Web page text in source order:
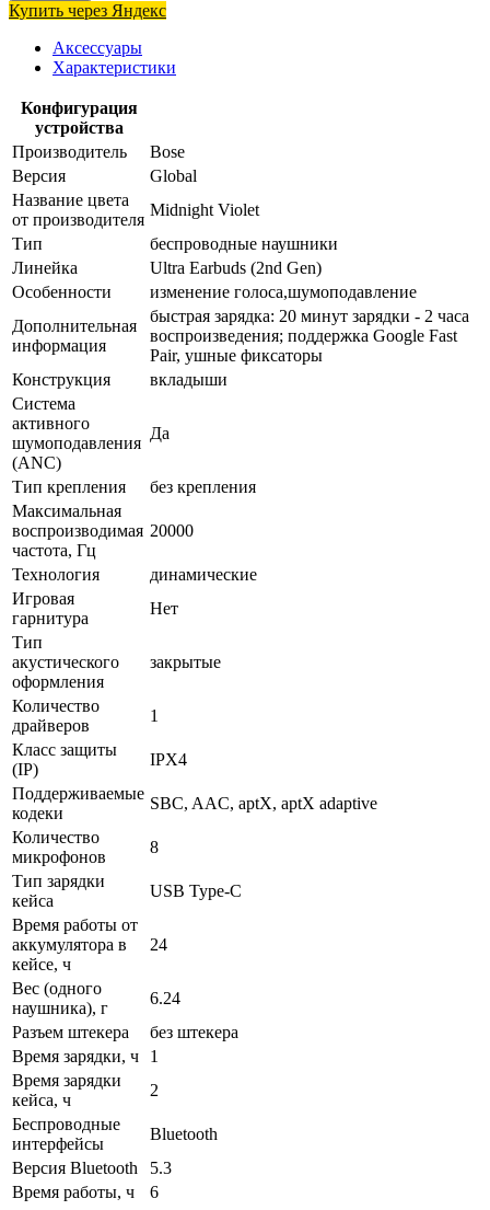
Купить через Яндекс
Аксессуары
Характеристики
Конфигурация
устройства
Производитель
Bose
Версия
Global
Название цвета
от производителя
Midnight Violet
Тип
беспроводные наушники
Линейка
Ultra Earbuds (2nd Gen)
Особенности
изменение голоса,шумоподавление
Дополнительная
информация
быстрая зарядка: 20 минут зарядки - 2 часа
воспроизведения; поддержка Google Fast
Pair, ушные фиксаторы
Конструкция
вкладыши
Система
активного
шумоподавления
(ANC)
Да
Тип крепления
без крепления
Максимальная
воспроизводимая
частота, Гц
20000
Технология
динамические
Игровая
гарнитура
Нет
Тип
акустического
оформления
закрытые
Количество
драйверов
1
Класс защиты
(IP)
IPX4
Поддерживаемые
кодеки
SBC, AAC, aptX, aptX adaptive
Количество
микрофонов
8
Тип зарядки
кейса
USB Type-C
Время работы от
аккумулятора в
кейсе, ч
24
Вес (одного
наушника), г
6.24
Разъем штекера
без штекера
Время зарядки, ч
1
Время зарядки
кейса, ч
2
Беспроводные
интерфейсы
Bluetooth
Версия Bluetooth
5.3
Время работы, ч
6